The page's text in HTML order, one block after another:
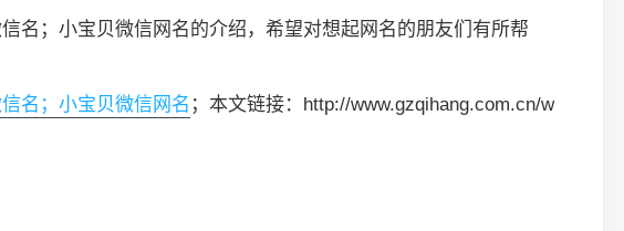
名；小宝贝微信网名的介绍，希望对想起网名的朋友们有所帮
名；小宝贝微信网名 ；本文链接：http://www.gzqihang.com.cn/w